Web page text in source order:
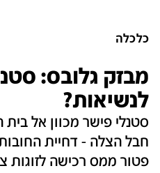
כלכלה
מבזק גלובס:
לנשיאות?
פטור ממס רכישה לזוגות